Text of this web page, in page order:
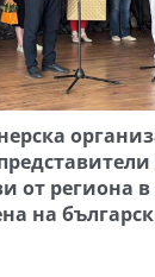
от региона
на